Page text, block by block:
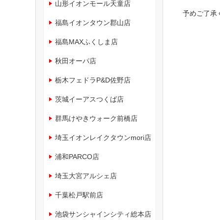
予めご了承
山形イオンモール天童店
福島イオンタウン郡山店
福島MAXふくしま店
秋田オーパ店
栃木フェドラP&D佐野店
茨城イーアスつくば店
群馬けやきウォーク前橋店
埼玉イオンレイクタウンmori店
浦和PARCO店
埼玉大宮アルシェ店
千葉松戸駅前店
池袋サンシャインシティ総本店